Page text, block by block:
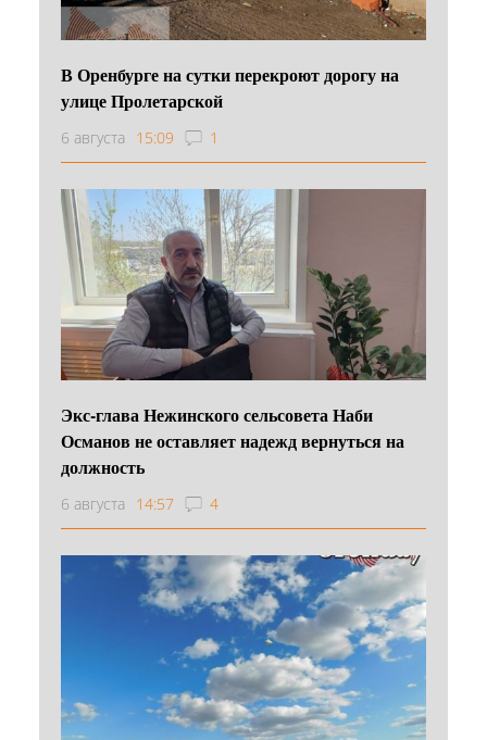
В Оренбурге на сутки перекроют дорогу на
улице Пролетарской
6 августа 15:09 1
Экс-глава Нежинского сельсовета Наби
Османов не оставляет надежд вернуться на
должность
6 августа 14:57 4